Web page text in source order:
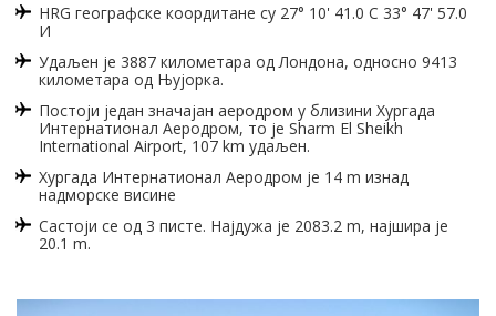
HRG географске коордитане су 27° 10' 41.0 С 33° 47' 57.0
И
Удаљен је 3887 километара од Лондона, односно 9413
километара од Њујорка.
Постоји један значајан аеродром у близини Хургада
Интернатионал Аеродром, то је Sharm El Sheikh
International Airport, 107 km удаљен.
Хургада Интернатионал Аеродром је 14 m изнад
надморске висине
Састоји се од 3 писте. Најдужа је 2083.2 m, најшира је
20.1 m.